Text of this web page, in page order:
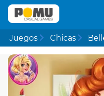
Juegos Chicas